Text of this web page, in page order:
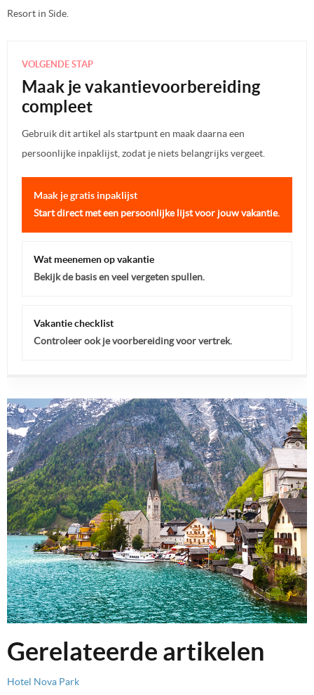
Resort in Side.
VOLGENDE STAP
Maak je vakantievoorbereiding
compleet
Gebruik dit artikel als startpunt en maak daarna een
persoonlijke inpaklijst, zodat je niets belangrijks vergeet.
Maak je gratis inpaklijst
Start direct met een persoonlijke lijst voor jouw vakantie.
Wat meenemen op vakantie
Bekijk de basis en veel vergeten spullen.
Vakantie checklist
Controleer ook je voorbereiding voor vertrek.
Gerelateerde artikelen
Hotel Nova Park